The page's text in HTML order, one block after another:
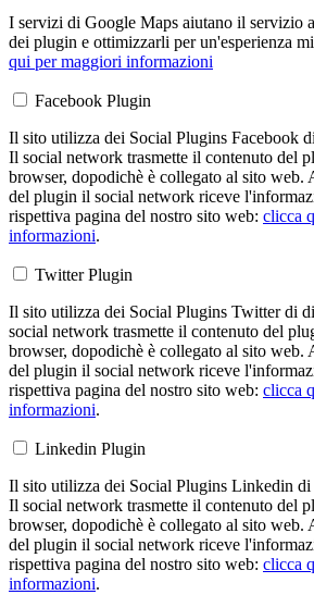
I servizi di Google Maps aiutano il servizio
dei plugin e ottimizzarli per un'esperienza
qui per maggiori informazioni
Facebook Plugin
Il sito utilizza dei Social Plugins Facebook
Il social network trasmette il contenuto del
browser, dopodichè è collegato al sito web.
del plugin il social network riceve
rispettiva pagina del nostro sito web: clicca
informazioni.
Twitter Plugin
Il sito utilizza dei Social Plugins Twitter di
social network trasmette il contenuto del
browser, dopodichè è collegato al sito web.
del plugin il social network riceve
rispettiva pagina del nostro sito web: clicca
informazioni.
Linkedin Plugin
Il sito utilizza dei Social Plugins Linkedin
Il social network trasmette il contenuto del
browser, dopodichè è collegato al sito web.
del plugin il social network riceve
rispettiva pagina del nostro sito web: clicca
informazioni.